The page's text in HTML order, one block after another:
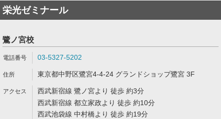
栄光ゼミナール
鷺ノ宮校
03-5327-5202
東京都中野区鷺宮4-4-24 グランドショップ鷺宮 3F
西武新宿線 鷺ノ宮より 徒歩 約3分
西武新宿線 都立家政より 徒歩 約10分
西武池袋線 中村橋より 徒歩 約19分